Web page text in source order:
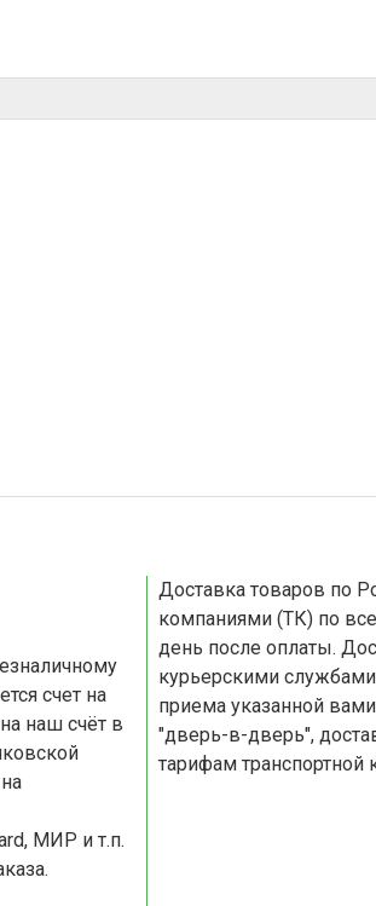
Доставка товаров по России и СНГ Доставка
компаниями (ТК) по
день после оплаты. Доставка по Москве и Московской области осуществляется
курьерскими службами. При доставке по России, доставляем товар до
приема указанной вами
"дверь-в-дверь",
тарифам транспортной